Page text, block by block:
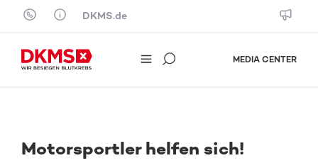
Skip to content
DKMS.de
MEDIA CENTER
Motorsportler helfen sich!